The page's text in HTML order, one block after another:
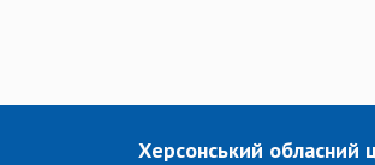
Херсонський обласний